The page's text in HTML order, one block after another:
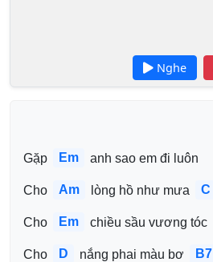
Nghe
Gặp Em anh sao em đi luôn
Cho Am lòng hồ như mưa C
Cho Em chiều sầu vương tóc
Cho D nắng phai màu bơ B7